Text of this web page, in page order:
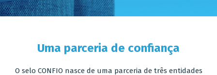
Uma parceria de confiança
O selo CONFIO nasce de uma parceria de três entidades